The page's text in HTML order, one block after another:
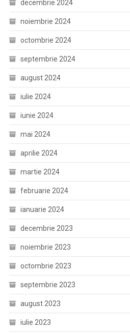
decembrie 2024
noiembrie 2024
octombrie 2024
septembrie 2024
august 2024
iulie 2024
iunie 2024
mai 2024
aprilie 2024
martie 2024
februarie 2024
ianuarie 2024
decembrie 2023
noiembrie 2023
octombrie 2023
septembrie 2023
august 2023
iulie 2023